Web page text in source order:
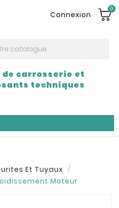
Connexion
0
carrosserie et
techniques
Et Tuyaux
Moteur